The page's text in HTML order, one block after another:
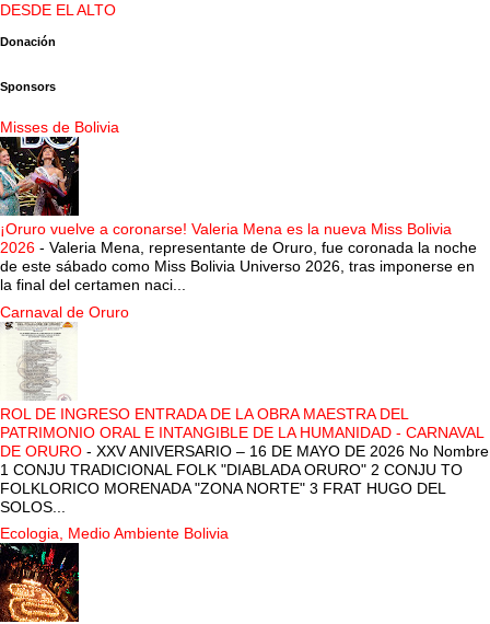
DESDE EL ALTO
Donación
Sponsors
Misses de Bolivia
¡Oruro vuelve a coronarse! Valeria Mena es la nueva Miss Bolivia
2026 - Valeria Mena, representante de Oruro, fue coronada la noche
de este sábado como Miss Bolivia Universo 2026, tras imponerse en
la final del certamen naci...
Carnaval de Oruro
ROL DE INGRESO ENTRADA DE LA OBRA MAESTRA DEL
PATRIMONIO ORAL E INTANGIBLE DE LA HUMANIDAD - CARNAVAL
DE ORURO - XXV ANIVERSARIO – 16 DE MAYO DE 2026 No Nombre
1 CONJU TRADICIONAL FOLK "DIABLADA ORURO" 2 CONJU TO
FOLKLORICO MORENADA "ZONA NORTE" 3 FRAT HUGO DEL
SOLOS...
Ecologia, Medio Ambiente Bolivia